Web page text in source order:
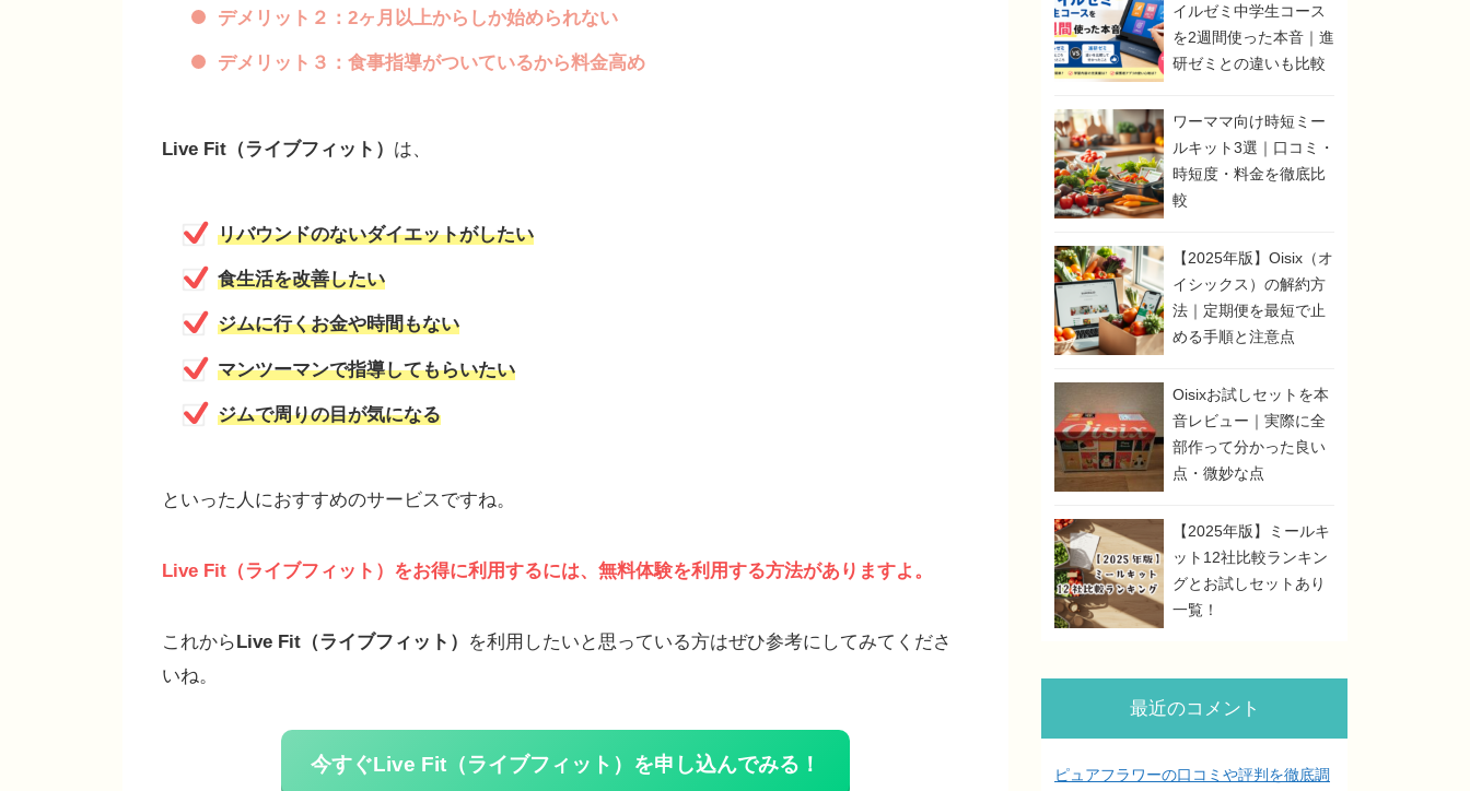
デメリット２：2ヶ月以上からしか始められない
デメリット３：食事指導がついているから料金高め
Live Fit（ライブフィット） は、
リバウンドのないダイエットがしたい
食生活を改善したい
ジムに行くお金や時間もない
マンツーマンで指導してもらいたい
ジムで周りの目が気になる
といった人におすすめのサービスですね。
Live Fit（ライブフィット） をお得に利用するには、無料体験を利用する方法がありますよ。
これから Live Fit（ライブフィット）
を利用したいと思っている方はぜひ参考にしてみてくださ
いね。
今すぐLive Fit（ライブフィット） を申し込んでみる！
イルゼミ中学生コース
を2週間使った本音｜進
研ゼミとの違いも比較
ワーママ向け時短ミー
ルキット3選｜口コミ・
時短度・料金を徹底比
較
【2025年版】Oisix（オ
イシックス）の解約方
法｜定期便を最短で止
める手順と注意点
Oisixお試しセットを本
音レビュー｜実際に全
部作って分かった良い
点・微妙な点
【2025年版】ミールキ
ット12社比較ランキン
グとお試しセットあり
一覧！
最近のコメント
ピュアフラワーの口コミや評判を徹底調